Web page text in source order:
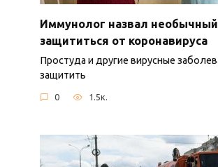
Иммунолог назвал необычный
защититься от коронавируса
Простуда и другие вирусные
защитить
0 1.5к.